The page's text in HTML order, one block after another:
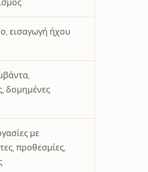
εισαγωγή ήχου
δομημένες
με
προθεσμίες,